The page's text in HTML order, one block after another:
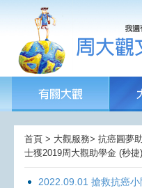
首頁 > 大觀服務> 抗癌圓夢
士獲2019周大觀助學金 (秒捷)
2022.09.01 搶救抗癌